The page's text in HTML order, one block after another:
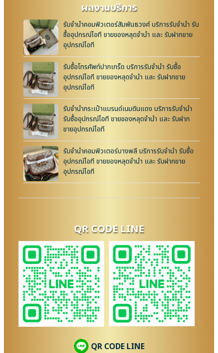
ผลงานบริการ
รับจำนำคอมพิวเตอร์สัมพันธวงศ์ บริการรับจำนำ รับ
ซื้ออุปกรณ์ไอที ขายของหลุดจำนำ และ รับฝากขาย
อุปกรณ์ไอที
รับซื้อโทรศัพท์ปากเกร็ด บริการรับจำนำ รับซื้อ
อุปกรณ์ไอที ขายของหลุดจำนำ และ รับฝากขาย
อุปกรณ์ไอที
รับจำนำกระเป๋าแบรนด์เนมดินแดง บริการรับจำนำ
รับซื้ออุปกรณ์ไอที ขายของหลุดจำนำ และ รับฝาก
ขายอุปกรณ์ไอที
รับจำนำคอมพิวเตอร์บางพลี บริการรับจำนำ รับซื้อ
อุปกรณ์ไอที ขายของหลุดจำนำ และ รับฝากขาย
อุปกรณ์ไอที
QR CODE LINE
QR CODE LINE